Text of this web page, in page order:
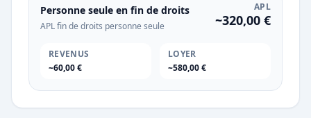
Personne seule en fin de droits
APL fin de droits personne seule
APL
~320,00 €
REVENUS
~60,00 €
LOYER
~580,00 €